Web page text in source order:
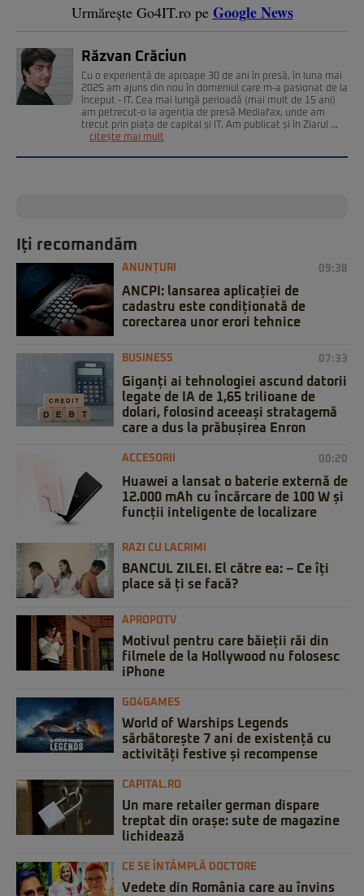
Urmărește Go4IT.ro pe Google News
Răzvan Crăciun
Cu o experiență de aproape 30 de ani în presă, în luna mai
2025 am ajuns din nou în domeniul care m-a pasionat de la
început - IT. Cea mai lungă perioadă (mai mult de 15 ani)
am petrecut-o la agenția de presă Mediafax, unde am
trecut prin piața de capital și IT. Am publicat și în Ziarul ...
citește mai mult
Iți recomandăm
ANUNȚURI 09:38
ANCPI: lansarea aplicației de
cadastru este condiționată de
corectarea unor erori tehnice
BUSINESS 07:33
Giganți ai tehnologiei ascund datorii
legate de IA de 1,65 trilioane de
dolari, folosind aceeași stratagemă
care a dus la prăbușirea Enron
ACCESORII 00:20
Huawei a lansat o baterie externă de
12.000 mAh cu încărcare de 100 W și
funcții inteligente de localizare
RAZI CU LACRIMI
BANCUL ZILEI. El către ea: – Ce îți
place să ți se facă?
APROPOTV
Motivul pentru care băieții răi din
filmele de la Hollywood nu folosesc
iPhone
GO4GAMES
World of Warships Legends
sărbătorește 7 ani de existență cu
activități festive și recompense
CAPITAL.RO
Un mare retailer german dispare
treptat din orașe: sute de magazine
lichidează
CE SE ÎNTÂMPLĂ DOCTORE
Vedete din România care au învins